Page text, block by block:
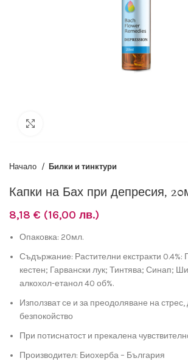
Начало Билки и тинктури
Капки на Бах при депресия,
8,18 € (16,00 лв.)
Опаковка: 20мл.
Съдържание: Растителни екстракти
кестен; Гарвански лук; Тинтява; Синап;
алкохол-етанол 40 об%.
Използват се и за преодоляване на
безпокойство
При потиснатост и прекалена
Производител: Биохерба – България